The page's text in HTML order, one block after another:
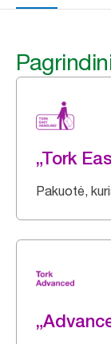
„Tork
Pakuotė,